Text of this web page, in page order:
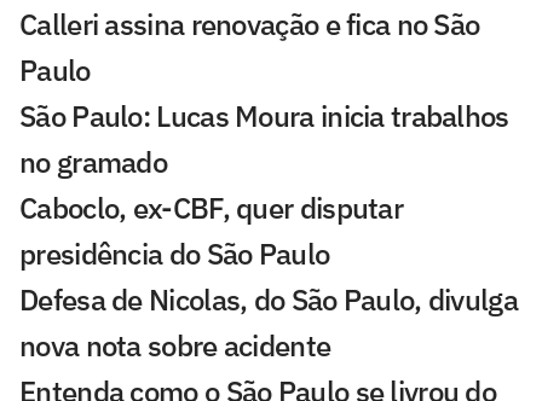
Calleri assina renovação e fica no São
Paulo
São Paulo: Lucas Moura inicia trabalhos
no gramado
Caboclo, ex-CBF, quer disputar
presidência do São Paulo
Defesa de Nicolas, do São Paulo, divulga
nova nota sobre acidente
Entenda como o São Paulo se livrou do